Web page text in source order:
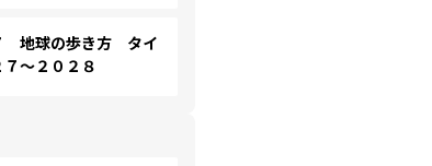
地球の歩き方 タイ
７～２０２８